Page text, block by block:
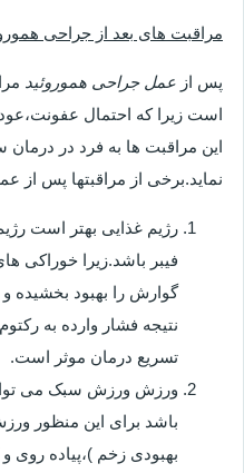
مراقبت های بعد از جراحی
پس از عمل جراحی هموروئید
است زیرا که احتمال
این مراقبت ها به فرد در
نماید.برخی از مراقبتها پس
رژیم غذایی بهتر است
فیبر باشد.زیرا خوراکی
گوارش را بهبود بخشیده
نتیجه فشار وارده به
تسریع درمان موثر است.
ورزش ورزش سبک می
باشد برای این منظور
بهبودی زخم )،پیاده روی